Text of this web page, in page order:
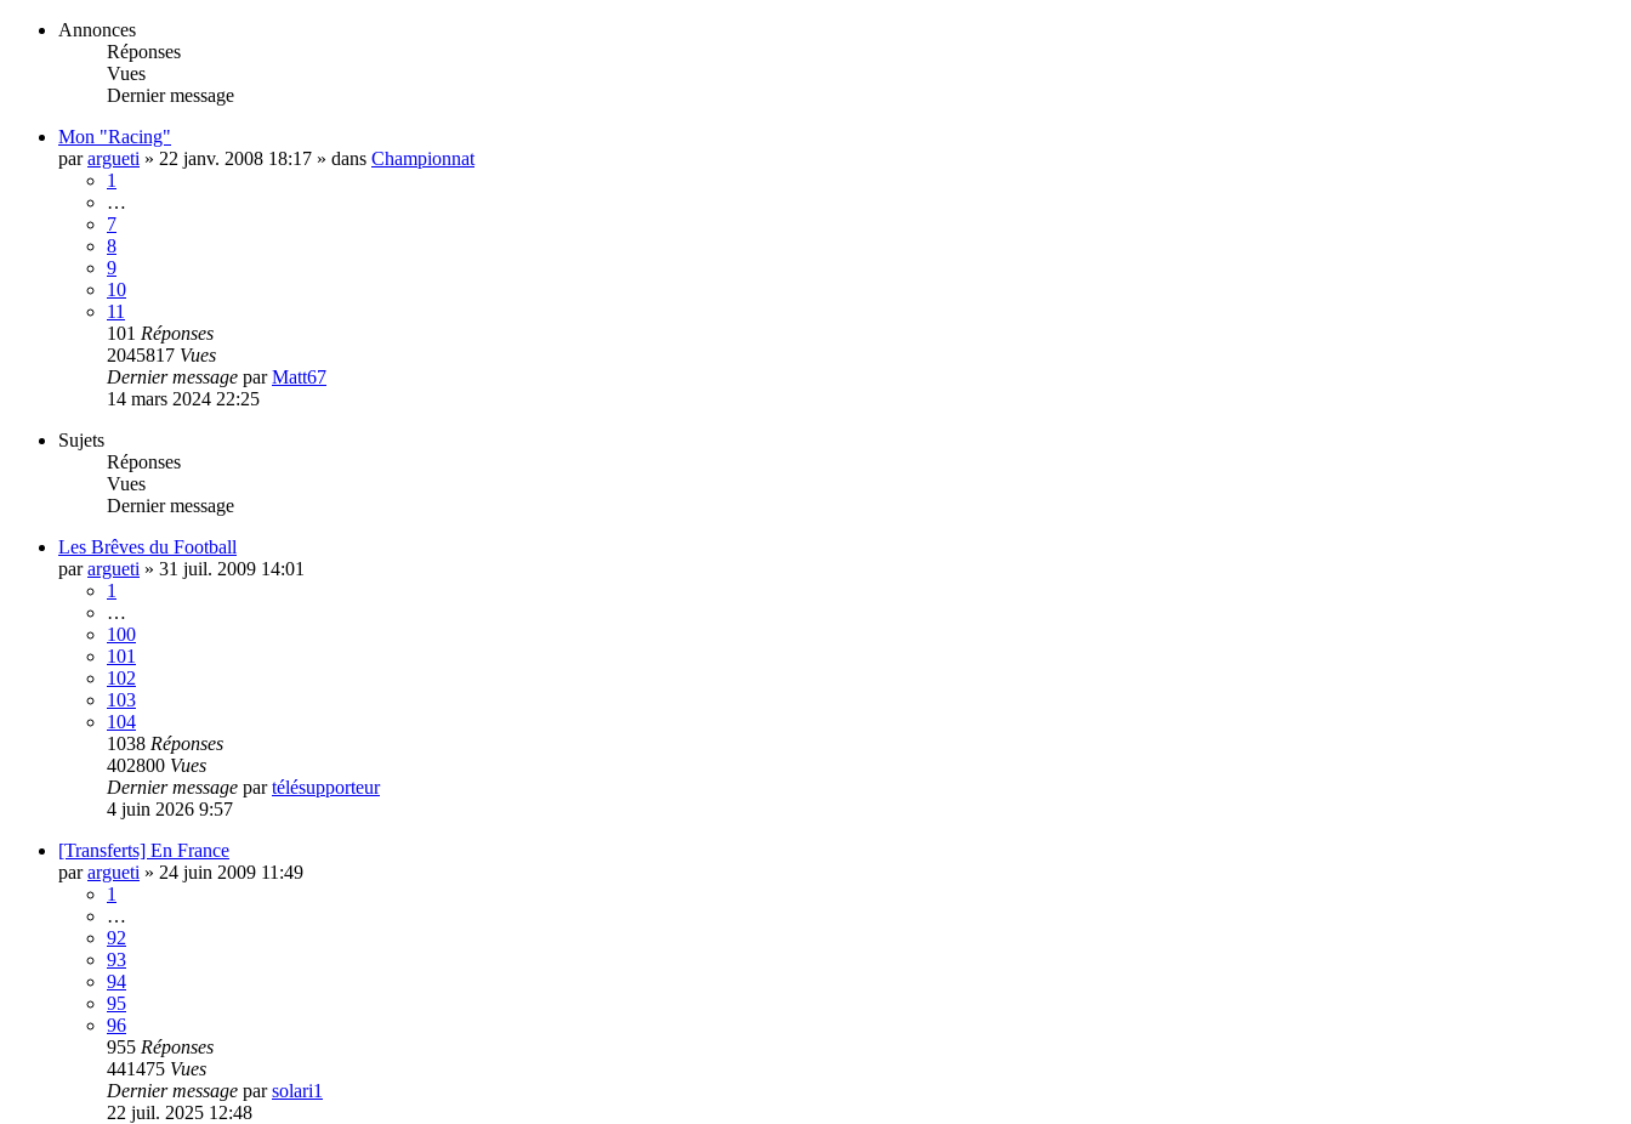
Annonces
Réponses
Vues
Dernier message
Mon "Racing"
parargueti » 22 janv. 2008 18:17 » dans Championnat
1
…
7
8
9
10
11
101 Réponses
2045817 Vues
Dernier message parMatt67
14 mars 2024 22:25
Sujets
Réponses
Vues
Dernier message
Les Brêves du Football
parargueti » 31 juil. 2009 14:01
1
…
100
101
102
103
104
1038 Réponses
402800 Vues
Dernier message partélésupporteur
4 juin 2026 9:57
[Transferts] En France
parargueti » 24 juin 2009 11:49
1
…
92
93
94
95
96
955 Réponses
441475 Vues
Dernier message parsolari1
22 juil. 2025 12:48